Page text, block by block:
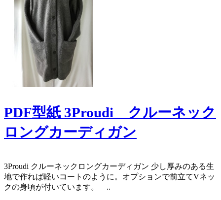
PDF型紙 3Proudi クルーネック
ロングカーディガン
​​3Proudi クルーネックロングカーディガン 少し厚みのある生
地で作れば軽いコートのように。オプションで前立てVネッ
クの身頃が付いています。 ​​​​​​ ..